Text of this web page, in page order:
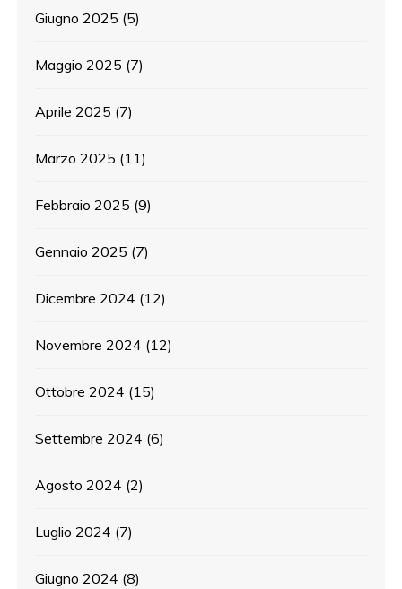
Giugno 2025 (5)
Maggio 2025 (7)
Aprile 2025 (7)
Marzo 2025 (11)
Febbraio 2025 (9)
Gennaio 2025 (7)
Dicembre 2024 (12)
Novembre 2024 (12)
Ottobre 2024 (15)
Settembre 2024 (6)
Agosto 2024 (2)
Luglio 2024 (7)
Giugno 2024 (8)